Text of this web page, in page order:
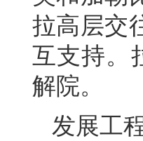
拉高层交
互支持。
解院。
发展工